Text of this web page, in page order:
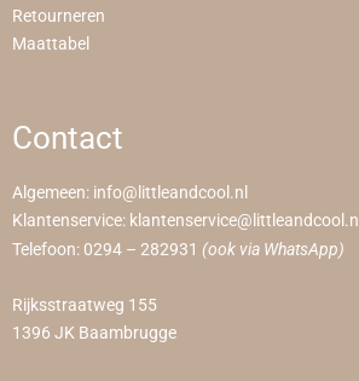
Retourneren
Maattabel
Contact
Algemeen: info@littleandcool.nl
Klantenservice: klantenservice@littleandcool.nl
Telefoon: 0294 – 282931 (ook via WhatsApp)
Rijksstraatweg 155
1396 JK Baambrugge